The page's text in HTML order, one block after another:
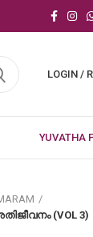
LOGIN /
YUVATHA
(VOL 3)